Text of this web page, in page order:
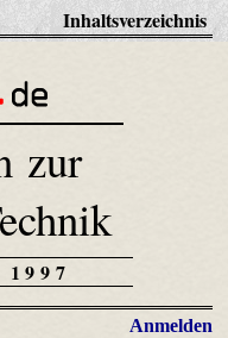
Inhaltsverzeichnis
zur
Anmelden